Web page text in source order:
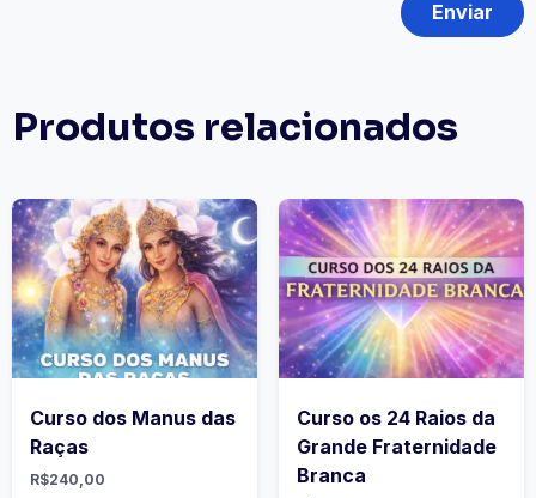
Produtos relacionados
Curso dos Manus das
Raças
R$240,00
Curso os 24 Raios da
Grande Fraternidade
Branca